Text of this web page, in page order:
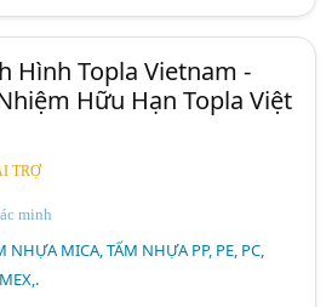
Hình Topla Vietnam -
Hữu Hạn Topla Việt
TRỢ
minh
NHỰA MICA, TẤM NHỰA PP, PE, PC,